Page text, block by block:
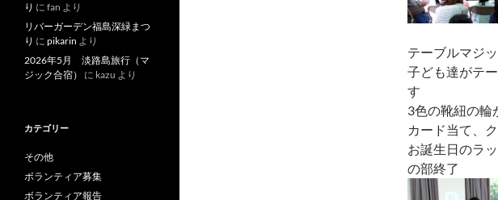
テーブルマジ
子ども達がテ
す
3色の靴紐の輪
カード当て、
お誕生日のラ
の部終了
り に fan より
リバーガーデン福島深緑まつ
り に pikarin より
2026年5月 淡路島旅行（マ
ジック合宿）
に kazu より
カテゴリー
その他
ボランティア募集
ボランティア報告